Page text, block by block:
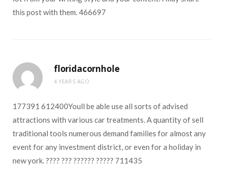
this post with them. 466697
floridacornhole
4 YEARS AGO
177391 612400Youll be able use all sorts of advised
attractions with various car treatments. A quantity of sell
traditional tools numerous demand families for almost any
event for any investment district, or even for a holiday in
new york. ???? ??? ?????? ????? 711435